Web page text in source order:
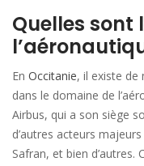
Quelles sont
En Occitanie, il existe de
dans le domaine de
Airbus, qui a son siège
d’autres acteurs
Safran, et bien d’autres.